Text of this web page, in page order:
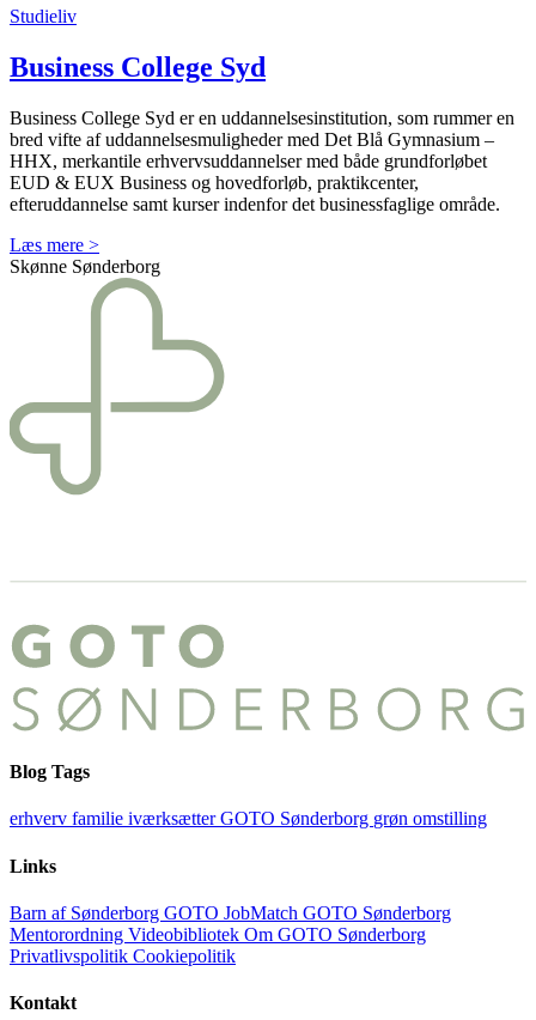
Studieliv
Business College Syd
Business College Syd er en uddannelsesinstitution, som rummer en
bred vifte af uddannelsesmuligheder med Det Blå Gymnasium –
HHX, merkantile erhvervsuddannelser med både grundforløbet
EUD & EUX Business og hovedforløb, praktikcenter,
efteruddannelse samt kurser indenfor det businessfaglige område.
Læs mere >
Skønne Sønderborg
Blog Tags
erhverv familie iværksætterGOTO Sønderborg grøn omstilling
Links
Barn af Sønderborg GOTO JobMatch GOTO Sønderborg
Mentorordning Videobibliotek Om GOTO Sønderborg
Privatlivspolitik Cookiepolitik
Kontakt